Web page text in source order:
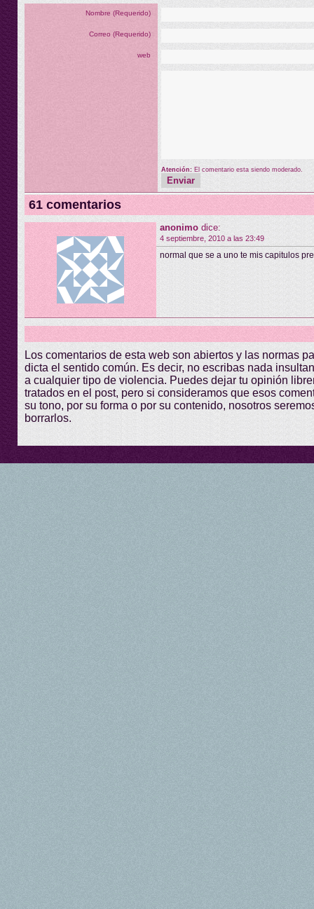
Nombre (Requerido)
Correo (Requerido)
web
Atención: El comentario esta siendo moderado.
61 comentarios
anonimo dice:
4 septiembre, 2010 a las 23:49
normal que se a uno te mis capitulos
Los comentarios de esta web son abiertos y las normas
dicta el sentido común. Es decir, no escribas nada
a cualquier tipo de violencia. Puedes dejar tu opinión
tratados en el post, pero si consideramos que esos
su tono, por su forma o por su contenido, nosotros
borrarlos.